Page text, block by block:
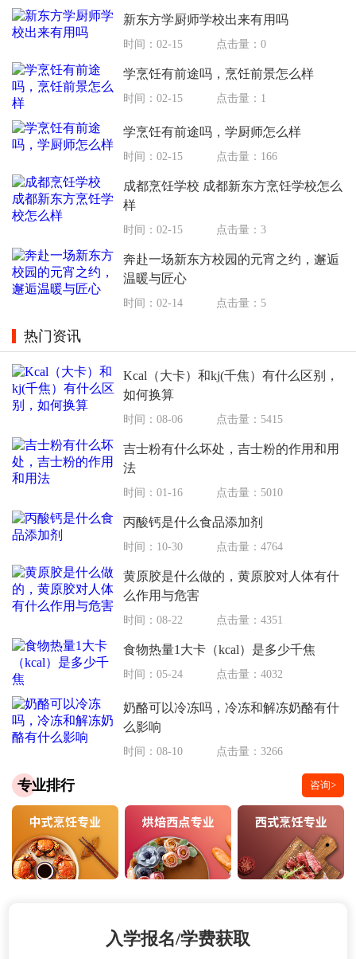
新东方学厨师学校出来有用吗
时间：02-15 点击量：0
学烹饪有前途吗，烹饪前景怎么样
时间：02-15 点击量：1
学烹饪有前途吗，学厨师怎么样
时间：02-15 点击量：166
成都烹饪学校 成都新东方烹饪学校怎么
样
时间：02-15 点击量：3
奔赴一场新东方校园的元宵之约，邂逅
温暖与匠心
时间：02-14 点击量：5
热门资讯
Kcal（大卡）和kj(千焦）有什么区别，
如何换算
时间：08-06 点击量：5415
吉士粉有什么坏处，吉士粉的作用和用
法
时间：01-16 点击量：5010
丙酸钙是什么食品添加剂
时间：10-30 点击量：4764
黄原胶是什么做的，黄原胶对人体有什
么作用与危害
时间：08-22 点击量：4351
食物热量1大卡（kcal）是多少千焦
时间：05-24 点击量：4032
奶酪可以冷冻吗，冷冻和解冻奶酪有什
么影响
时间：08-10 点击量：3266
专业排行 咨询>
入学报名/学费获取